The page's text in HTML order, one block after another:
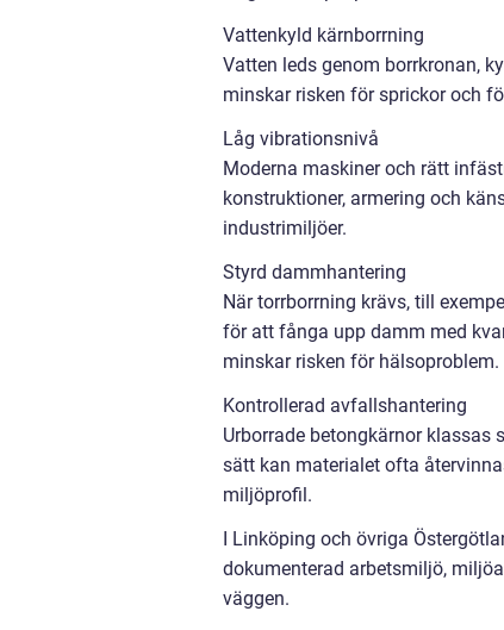
Vattenkyld kärnborrning
Vatten leds genom borrkronan,
minskar risken för sprickor och
Låg vibrationsnivå
Moderna maskiner och rätt
konstruktioner, armering och
industrimiljöer.
Styrd dammhantering
När torrborrning krävs, till
för att fånga upp damm med
minskar risken för hälsoproblem.
Kontrollerad avfallshantering
Urborrade betongkärnor klassas
sätt kan materialet ofta
miljöprofil.
I Linköping och övriga
dokumenterad arbetsmiljö,
väggen.